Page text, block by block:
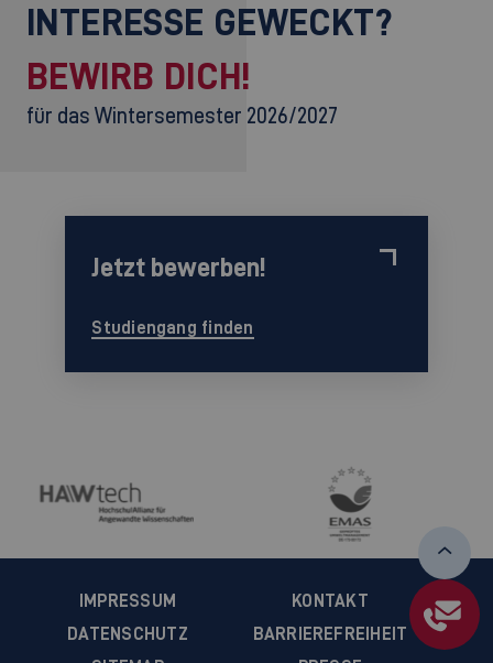
INTERESSE GEWECKT?
BEWIRB DICH!
für das Wintersemester 2026/2027
Jetzt bewerben!
Studiengang finden
IMPRESSUM
KONTAKT
DATENSCHUTZ
BARRIEREFREIHEIT